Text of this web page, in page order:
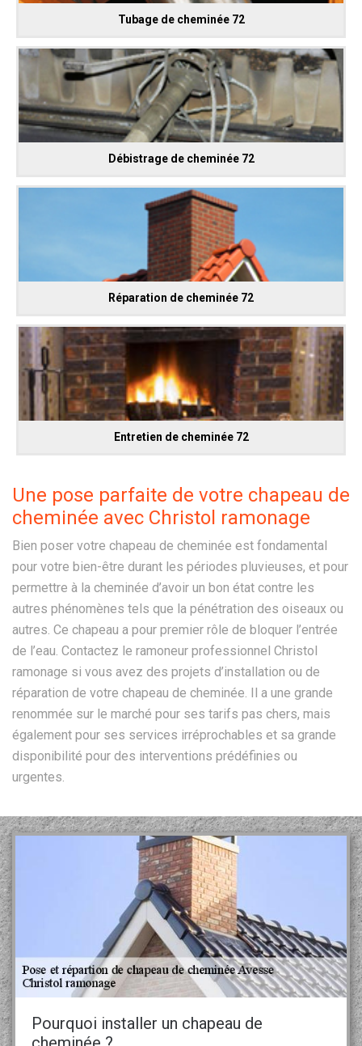
Tubage de cheminée 72
Débistrage de cheminée 72
Réparation de cheminée 72
Entretien de cheminée 72
Une pose parfaite de votre chapeau de
cheminée avec Christol ramonage
Bien poser votre chapeau de cheminée est fondamental
pour votre bien-être durant les périodes pluvieuses, et pour
permettre à la cheminée d’avoir un bon état contre les
autres phénomènes tels que la pénétration des oiseaux ou
autres. Ce chapeau a pour premier rôle de bloquer l’entrée
de l’eau. Contactez le ramoneur professionnel Christol
ramonage si vous avez des projets d’installation ou de
réparation de votre chapeau de cheminée. Il a une grande
renommée sur le marché pour ses tarifs pas chers, mais
également pour ses services irréprochables et sa grande
disponibilité pour des interventions prédéfinies ou
urgentes.
Pourquoi installer un chapeau de